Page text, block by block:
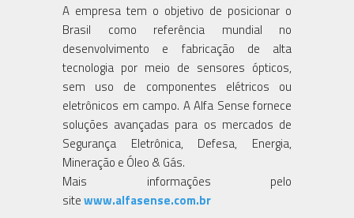
A empresa tem o objetivo de posicionar o
Brasil como referência mundial no
desenvolvimento e fabricação de alta
tecnologia por meio de sensores ópticos,
sem uso de componentes elétricos ou
eletrônicos em campo. A Alfa Sense fornece
soluções avançadas para os mercados de
Segurança Eletrônica, Defesa, Energia,
Mineração e Óleo & Gás.
Mais informações pelo
sitewww.alfasense.com.br